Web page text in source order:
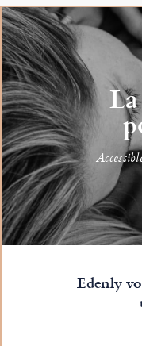
Edenly